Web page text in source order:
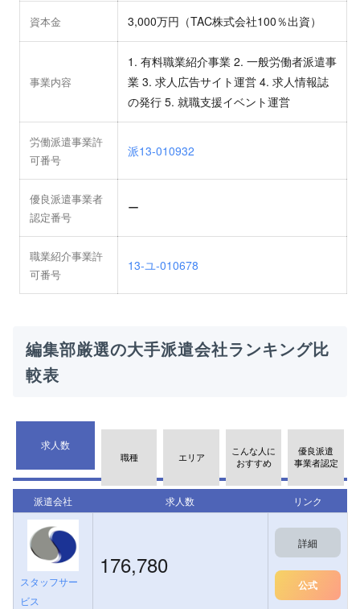
資本金 3,000万円（TAC株式会社100％出資）
事業内容
1. 有料職業紹介事業 2. 一般労働者派遣事
業 3. 求人広告サイト運営 4. 求人情報誌
の発行 5. 就職支援イベント運営
労働派遣事業許
可番号
派13-010932
優良派遣事業者
認定番号
ー
職業紹介事業許
可番号
13-ユ-010678
編集部厳選の大手派遣会社ランキング比
較表
求人数
職種 エリア
こんな人に
おすすめ
優良派遣
事業者認定
派遣会社 求人数 リンク
スタッフサー
ビス
176,780
詳細
公式